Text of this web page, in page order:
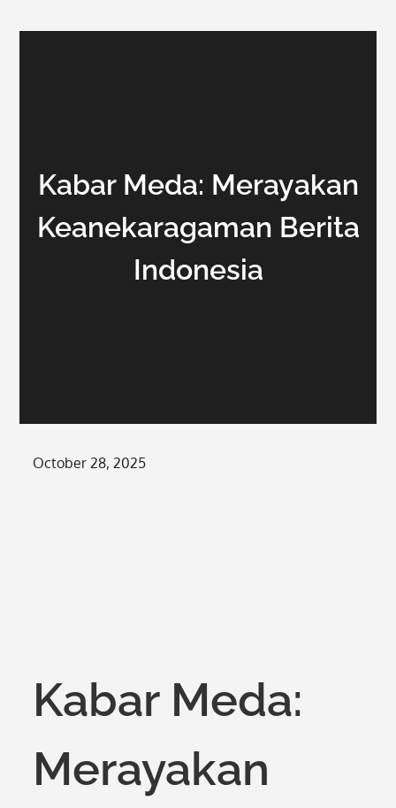
Kabar Meda: Merayakan
Keanekaragaman Berita
Indonesia
Posted
October 28, 2025
Kabar Meda:
Merayakan